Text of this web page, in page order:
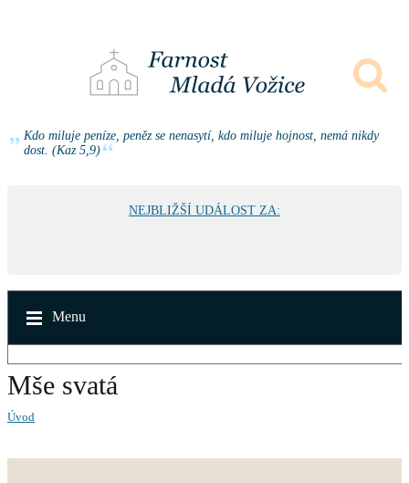
Kdo miluje peníze, peněz se nenasytí, kdo miluje hojnost, nemá nikdy
dost. (Kaz 5,9)
NEJBLIŽŠÍ UDÁLOST ZA:
Menu
Mše svatá
Úvod